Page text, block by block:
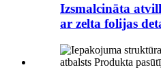
Izsmalcināta
ar zelta folijas